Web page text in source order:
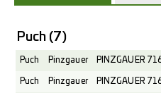
Puch (7)
Puch Pinzgauer PINZGAUER
Puch Pinzgauer PINZGAUER